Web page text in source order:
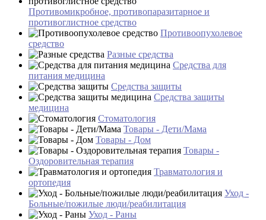
Противомикробное, противопаразитарное и
противоглистное средство
Противоопухолевое
средство
Разные средства
Средства для
питания медицина
Средства защиты
Средства защиты
медицина
Стоматология
Товары - Дети/Мама
Товары - Дом
Товары -
Оздоровительная терапия
Травматология и
ортопедия
Уход -
Больные/пожилые люди/реабилитация
Уход - Раны